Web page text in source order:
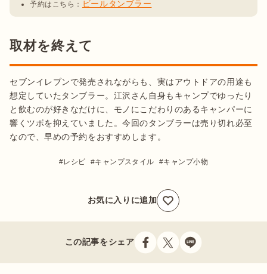
予約はこちら： ビールタンブラー
取材を終えて
セブンイレブンで発売されながらも、実はアウトドアの用途も
想定していたタンブラー。江沢さん自身もキャンプでゆったり
と飲むのが好きなだけに、モノにこだわりのあるキャンパーに
響くツボを抑えていました。今回のタンブラーは売り切れ必至
なので、早めの予約をおすすめします。
レシピ キャンプスタイル キャンプ小物
お気に入りに追加
この記事をシェア